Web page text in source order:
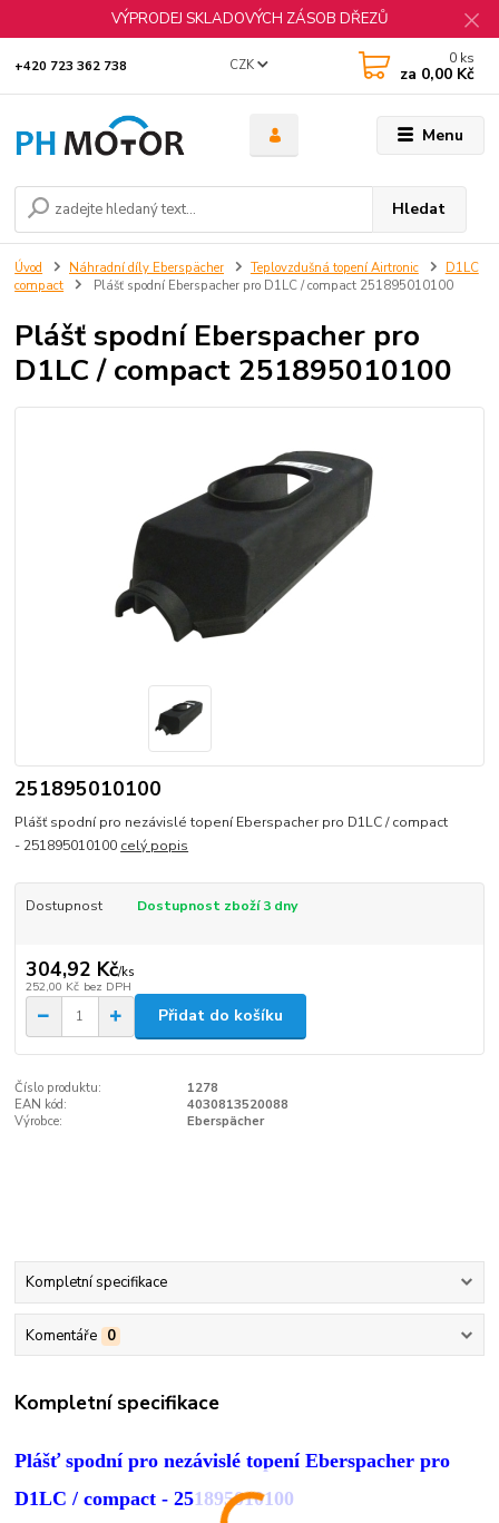
VÝPRODEJ SKLADOVÝCH ZÁSOB DŘEZŮ
Menu
CZK
Hledat
+420 723 362 738 0 ks
za 0,00 Kč
Úvod Náhradní díly Eberspächer Teplovzdušná topení Airtronic
D1LC
compact
Plášť spodní Eberspacher pro D1LC / compact 251895010100
Plášť spodní Eberspacher pro
D1LC / compact 251895010100
251895010100
Plášť spodní pro nezávislé topení Eberspacher pro D1LC / compact
- 251895010100 celý popis
Dostupnost Dostupnost zboží 3 dny
304,92 Kč/ks
252,00 Kč bez DPH
Přidat do košíku
Číslo produktu:
1278
EAN kód:
4030813520088
Výrobce:
Eberspächer
Kompletní specifikace
Komentáře 0
Kompletní specifikace
Plášť spodní pro nezávislé topení Eberspacher pro
D1LC / compact - 251895010100